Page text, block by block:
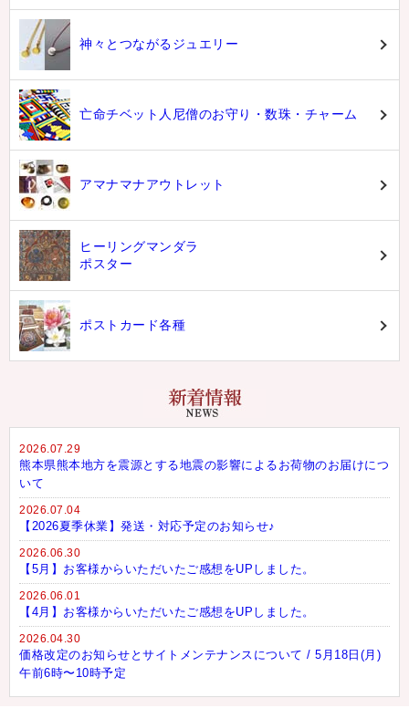
神々とつながるジュエリー
亡命チベット人尼僧のお守り・数珠・チャーム
アマナマナアウトレット
ヒーリングマンダラ
ポスター
ポストカード各種
2026.07.29
熊本県熊本地方を震源とする地震の影響によるお荷物のお届けにつ
いて
2026.07.04
【2026夏季休業】発送・対応予定のお知らせ♪
2026.06.30
【5月】お客様からいただいたご感想をUPしました。
2026.06.01
【4月】お客様からいただいたご感想をUPしました。
2026.04.30
価格改定のお知らせとサイトメンテナンスについて / 5月18日(月)
午前6時〜10時予定